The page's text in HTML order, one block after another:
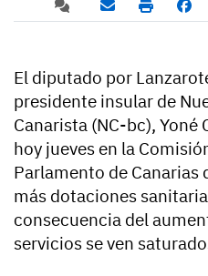
El diputado por
presidente insular de
Canarista (NC-bc), Yoné
hoy jueves en la
Parlamento de Canarias
más dotaciones
consecuencia del
servicios se ven